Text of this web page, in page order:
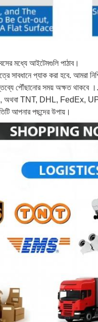
মধ্যে আইটেমগুলি পাঠাব।
সাবধানে প্যাক করা হবে. আমরা
পৌঁছানোর সময় অক্ষত থাকবে ।.
অথবা TNT, DHL, FedEx,
আপনার পছন্দের উপায়।